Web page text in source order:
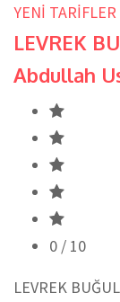
YENİ TARİFLER
LEVREK
Abdullah
0 / 10
LEVREK